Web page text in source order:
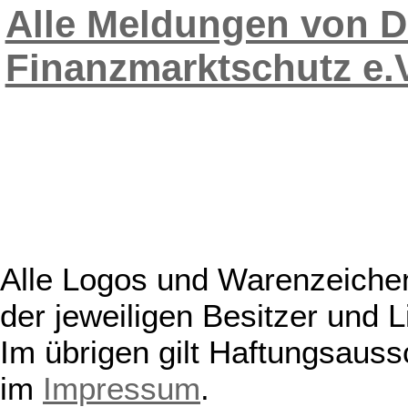
Alle Meldungen von
Finanzmarktschutz
Alle Logos und
der jeweiligen Besitzer und
Im übrigen gilt
im Impressum.